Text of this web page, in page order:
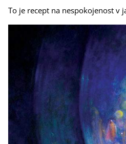
To je recept na nespokojenost v